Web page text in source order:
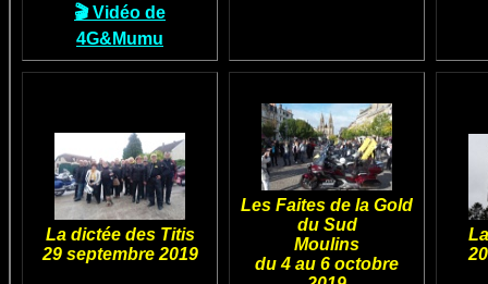
🎬 Vidéo de
4G&Mumu
La dictée des Titis
29 septembre 2019
Les Faites de la Gold
du Sud
Moulins
du 4 au 6 octobre